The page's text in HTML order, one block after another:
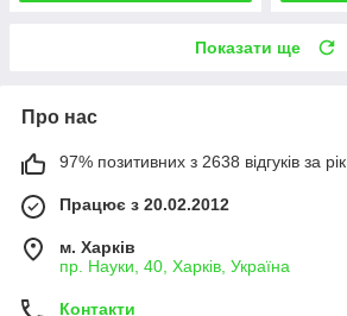
Показати ще
Про нас
97% позитивних з 2638 відгуків за рік
Працює з 20.02.2012
м. Харків
пр. Науки, 40, Харків, Україна
Контакти